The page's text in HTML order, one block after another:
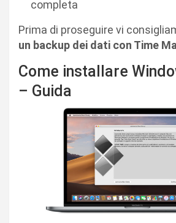
completa
Prima di proseguire vi
un backup dei dati con Time
Come installare
– Guida